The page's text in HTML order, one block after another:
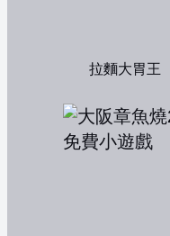
拉麵大胃王